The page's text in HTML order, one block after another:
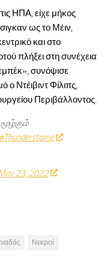
ΗΠΑ, είχε μήκος
ως το Μέιν,
και στο
πλήξει στη συνέχεια
συνόψισε
ο Ντέιβιντ Φίλιπς,
Περιβάλλοντος.
#Thunderstome
23, 2022
Νεκροί